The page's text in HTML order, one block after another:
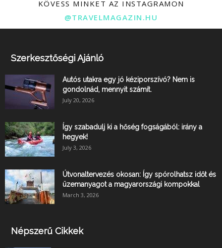
KÖVESS MINKET AZ INSTAGRAMON
@TRAVELMAGAZIN.HU
Szerkesztőségi Ajánló
Autós utakra egy jó kéziporszívó? Nem is
gondolnád, mennyit számít.
July 20, 2026
Így szabadulj ki a hőség fogságából: irány a
hegyek!
July 3, 2026
Útvonaltervezés okosan: Így spórolhatsz időt és
üzemanyagot a magyarországi kompokkal
March 3, 2026
Népszerű Cikkek